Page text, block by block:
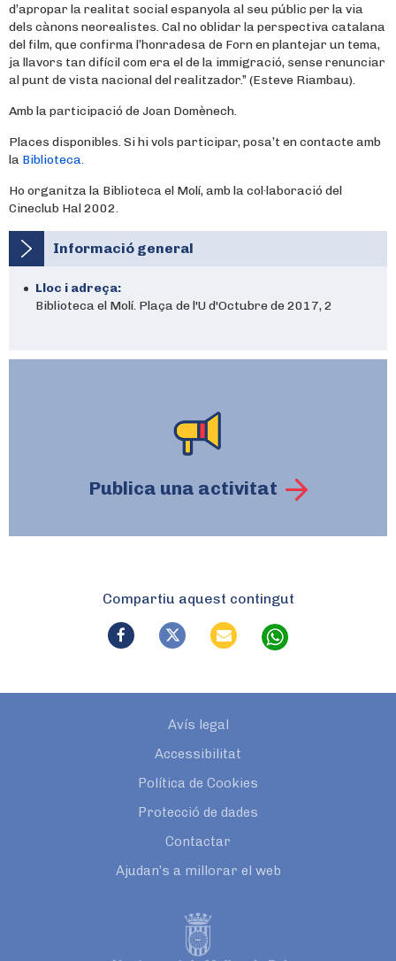
d’apropar la realitat social espanyola al seu públic per la via
dels cànons neorealistes. Cal no oblidar la perspectiva catalana
del film, que confirma l’honradesa de Forn en plantejar un tema,
ja llavors tan difícil com era el de la immigració, sense renunciar
al punt de vista nacional del realitzador.” (Esteve Riambau).
Amb la participació de Joan Domènech.
Places disponibles. Si hi vols participar, posa’t en contacte amb
la Biblioteca.
Ho organitza la Biblioteca el Molí, amb la col·laboració del
Cineclub Hal 2002.
Informació general
Lloc i adreça:
Biblioteca el Molí. Plaça de l'U d'Octubre de 2017, 2
Publica una activitat
Compartiu aquest contingut
Avís legal
Accessibilitat
Política de Cookies
Protecció de dades
Contactar
Ajudan’s a millorar el web